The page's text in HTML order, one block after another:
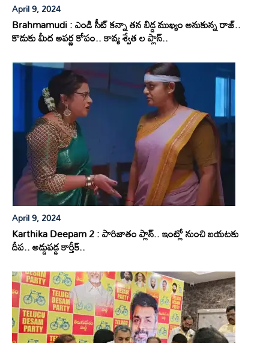
April 9, 2024
Brahmamudi : ఎండి సీట్ కన్నా తన బిడ్డ ముఖ్యం అనుకున్న రాజ్..
కొడుకు మీద అపర్ణ కోపం.. కావ్య శ్వేత ల ప్లాన్..
April 9, 2024
Karthika Deepam 2 : పారిజాతం ప్లాన్.. ఇంట్లో నుంచి బయటకు
దీప.. అడ్డుపడ్డ కార్తీక్..